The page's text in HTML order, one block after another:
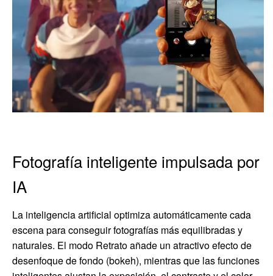
Fotografía inteligente impulsada por
IA
La inteligencia artificial optimiza automáticamente cada
escena para conseguir fotografías más equilibradas y
naturales. El modo Retrato añade un atractivo efecto de
desenfoque de fondo (bokeh), mientras que las funciones